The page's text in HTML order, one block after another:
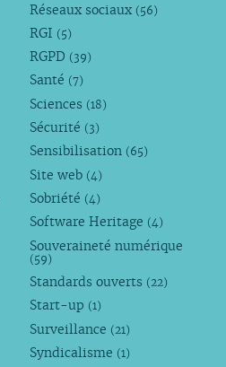
Réseaux sociaux (56)
RGI (5)
RGPD (39)
Santé (7)
Sciences (18)
Sécurité (3)
Sensibilisation (65)
Site web (4)
Sobriété (4)
Software Heritage (4)
Souveraineté numérique
(59)
Standards ouverts (22)
Start-up (1)
Surveillance (21)
Syndicalisme (1)